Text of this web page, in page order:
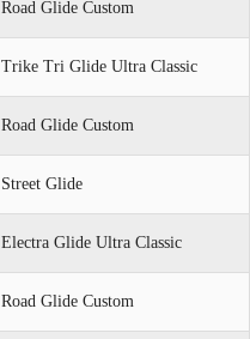
Road Glide Custom
Trike Tri Glide Ultra Classic
Road Glide Custom
Street Glide
Electra Glide Ultra Classic
Road Glide Custom